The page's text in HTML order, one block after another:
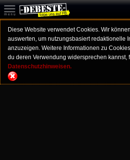
Diese Website verwendet Cookies. Wir
auswerten, um nutzungsbasiert redaktionelle
anzuzeigen. Weitere Informationen zu
du deren Verwendung widersprechen kannst,
Datenschutzhinweisen.